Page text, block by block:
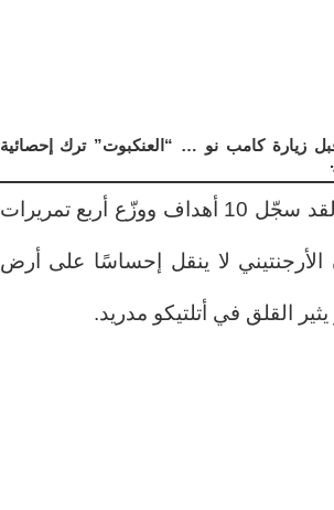
زيارة كامب نو … “العنكبوت” ترك إحصائية
أرقام جوليان ألفاريز هذا الموسم رائعة , لقد سجّل 10 أهداف ووزّع أربع تمريرات
هي أن الأرجنتيني لا ينقل إحساسًا على أرض
القلق في أتلتيكو مدريد.